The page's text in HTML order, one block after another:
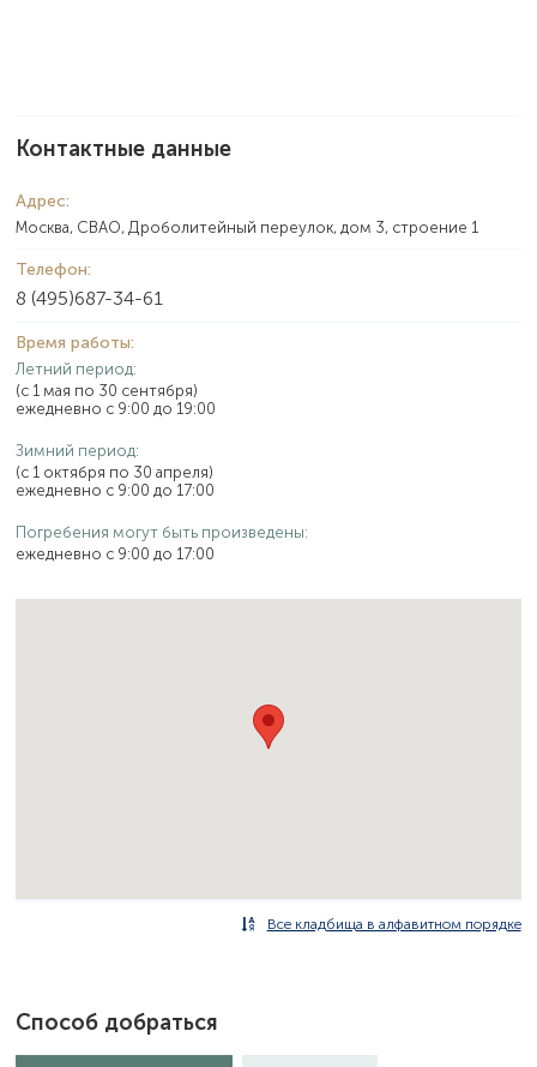
Контактные данные
Адрес:
Москва, СВАО, Дроболитейный переулок, дом 3, строение 1
Телефон:
8 (495)687-34-61
Время работы:
Летний период:
(с 1 мая по 30 сентября)
ежедневно с 9:00 до 19:00
Зимний период:
(с 1 октября по 30 апреля)
ежедневно с 9:00 до 17:00
Погребения могут быть произведены:
ежедневно с 9:00 до 17:00
Все кладбища в алфавитном порядке
Способ добраться